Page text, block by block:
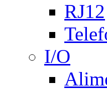
RJ12
I/O